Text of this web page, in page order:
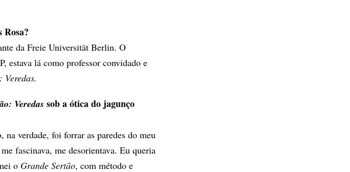
da Freie Universität Berlin. O
estava lá como professor convidado e
Veredas.
Veredas sob a ótica do jagunço
verdade, foi forrar as paredes do meu
fascinava, me desorientava. Eu queria
o Grande Sertão, com método e